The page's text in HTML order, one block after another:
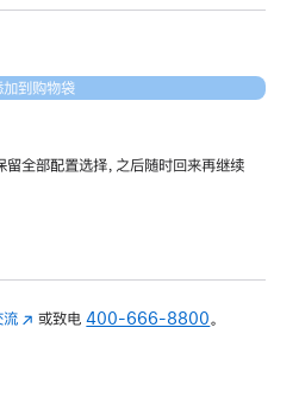
加到购物袋
留全部配置选择，之后随时回来再继续
流 (在 或致电400-666-8800 。